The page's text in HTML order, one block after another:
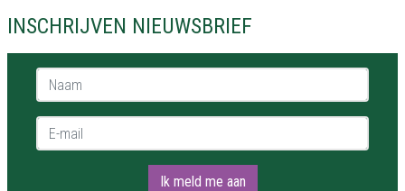
INSCHRIJVEN NIEUWSBRIEF
Naam *
E-mail *
Ik meld me aan